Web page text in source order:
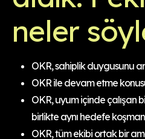
neler
OKR, sahiplik duygusunu
OKR ile devam etme
OKR, uyum içinde çalışan
birlikte aynı hedefe
OKR, tüm ekibi ortak bir